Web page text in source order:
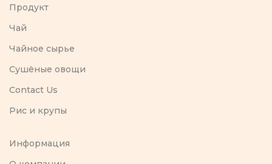
Продукт
Чай
Чайное сырье
Сушёные овощи
Contact Us
Рис и крупы
Информация